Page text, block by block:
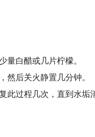
量白醋或几片柠檬。
然后关火静置几分钟。
此过程几次，直到水垢